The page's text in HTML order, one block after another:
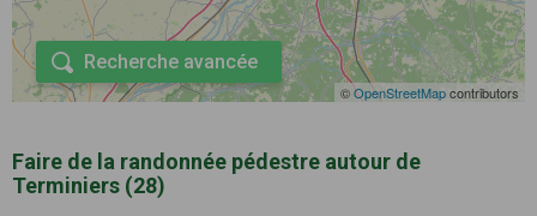
©OpenStreetMapcontributors
Recherche avancée
Faire de la randonnée pédestre autour de
Terminiers (28)